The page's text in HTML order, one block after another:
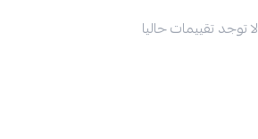
لا توجد تقييمات حاليا